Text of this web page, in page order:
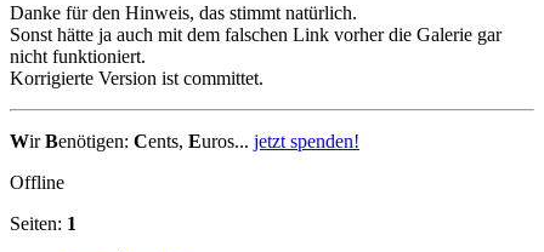
Danke für den Hinweis, das stimmt natürlich.
Sonst hätte ja auch mit dem falschen Link vorher die Galerie gar
nicht funktioniert.
Korrigierte Version ist committet.
WirBenötigen: Cents, Euros... jetzt spenden!
Offline
Seiten: 1